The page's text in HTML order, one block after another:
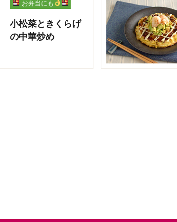
お弁当にも
小松菜ときくらげ
の中華炒め